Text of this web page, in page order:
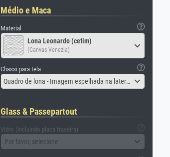
Médio e Maca
Material
Lona Leonardo (cetim)
(Canvas Venezia)
Chassi para tela
Quadro de lona - Imagem espelhada na lateral
Glass & Passepartout
Vidro (incluindo placa traseira)
Por favor, selecione